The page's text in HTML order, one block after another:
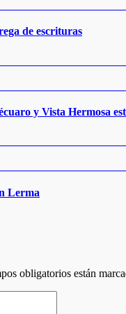
de escrituras
y Vista Hermosa
Lerma
obligatorios están